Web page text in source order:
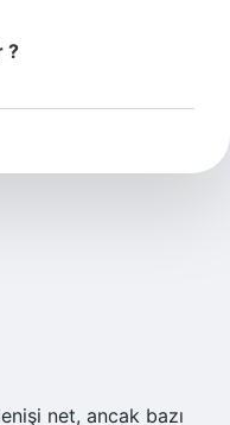
?
net, ancak bazı